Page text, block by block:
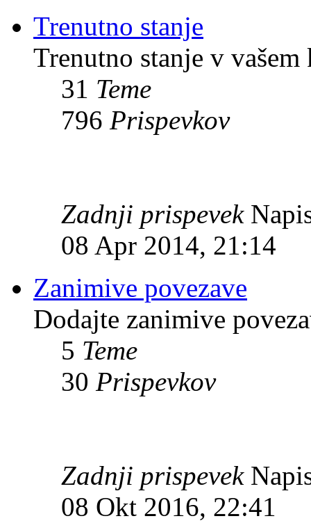
Trenutno stanje
Trenutno stanje v vašem
31 Teme
796 Prispevkov
Zadnji prispevek
08 Apr 2014, 21:14
Zanimive povezave
Dodajte zanimive
5 Teme
30 Prispevkov
Zadnji prispevek
08 Okt 2016, 22:41